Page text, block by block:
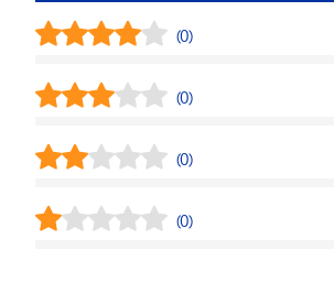
(0)
(0)
(0)
(0)